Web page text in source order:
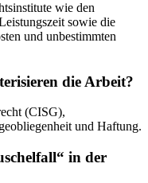
wie den
sowie die
und unbestimmten
die Arbeit?
(CISG),
und Haftung.
in der